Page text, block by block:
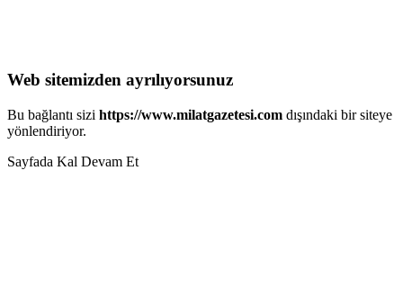
Web sitemizden ayrılıyorsunuz
Bu bağlantı sizi https://www.milatgazetesi.com dışındaki bir siteye
yönlendiriyor.
Sayfada Kal Devam Et